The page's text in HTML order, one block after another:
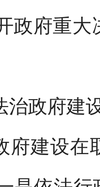
政府重
治政府建
府建设在